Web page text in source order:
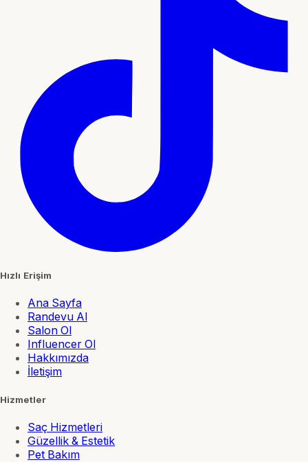
Hızlı Erişim
Ana Sayfa
Randevu Al
Salon Ol
Influencer Ol
Hakkımızda
İletişim
Hizmetler
Saç Hizmetleri
Güzellik & Estetik
Pet Bakım